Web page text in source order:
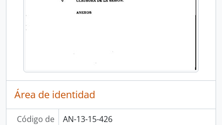
Área de identidad
Código de
AN-13-15-426